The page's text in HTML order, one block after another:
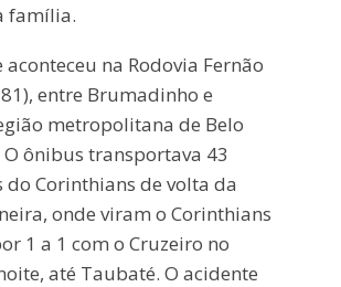
família.
aconteceu na Rodovia Fernão
entre Brumadinho e
metropolitana de Belo
ônibus transportava 43
do Corinthians de volta da
onde viram o Corinthians
1 a 1 com o Cruzeiro no
até Taubaté. O acidente